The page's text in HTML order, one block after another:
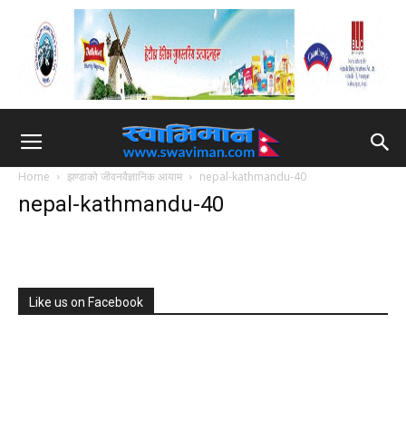
Home झण्डाको जीवनवैज्ञानिक आयाम nepal-kathmandu-40
nepal-kathmandu-40
Like us on Facebook